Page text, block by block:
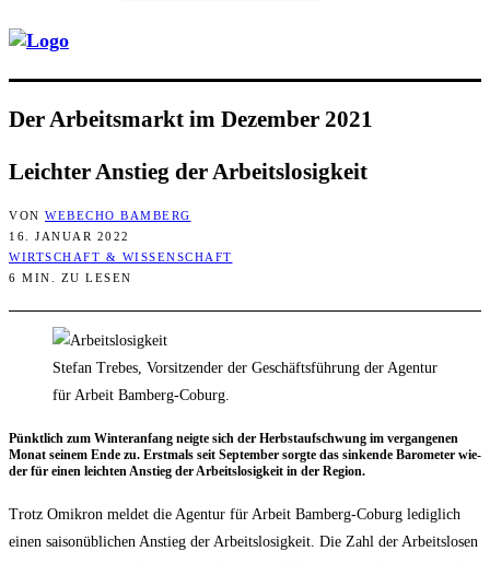
Der Arbeits­markt im Dezem­ber 2021
Leich­ter Anstieg der Arbeitslosigkeit
VON WEBECHO BAMBERG
16. JANUAR 2022
WIRTSCHAFT & WISSENSCHAFT
6 MIN. ZU LESEN
Stefan Trebes, Vorsitzender der Geschäftsführung der Agentur
für Arbeit Bamberg-Coburg.
Pünkt­lich zum Win­ter­an­fang neig­te sich der Herbst­auf­schwung im ver­gan­ge­nen
Monat sei­nem Ende zu. Erst­mals seit Sep­tem­ber sorg­te das sin­ken­de Baro­me­ter wie­
der für einen leich­ten Anstieg der Arbeits­lo­sig­keit in der Region.
Trotz Omi­kron mel­det die Agen­tur für Arbeit Bam­berg-Coburg ledig­lich
einen sai­son­üb­li­chen Anstieg der Arbeits­lo­sig­keit. Die Zahl der Arbeits­lo­sen